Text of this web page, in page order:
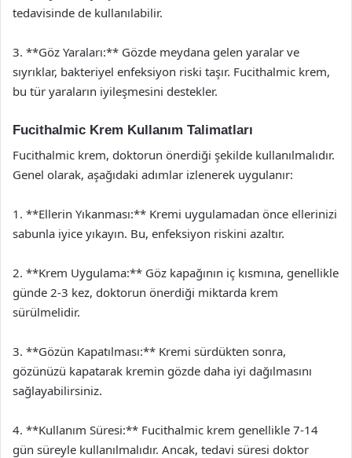
tedavisinde de kullanılabilir.
3. **Göz Yaraları:** Gözde meydana gelen yaralar ve
sıyrıklar, bakteriyel enfeksiyon riski taşır. Fucithalmic krem,
bu tür yaraların iyileşmesini destekler.
Fucithalmic Krem Kullanım Talimatları
Fucithalmic krem, doktorun önerdiği şekilde kullanılmalıdır.
Genel olarak, aşağıdaki adımlar izlenerek uygulanır:
1. **Ellerin Yıkanması:** Kremi uygulamadan önce ellerinizi
sabunla iyice yıkayın. Bu, enfeksiyon riskini azaltır.
2. **Krem Uygulama:** Göz kapağının iç kısmına, genellikle
günde 2-3 kez, doktorun önerdiği miktarda krem
sürülmelidir.
3. **Gözün Kapatılması:** Kremi sürdükten sonra,
gözünüzü kapatarak kremin gözde daha iyi dağılmasını
sağlayabilirsiniz.
4. **Kullanım Süresi:** Fucithalmic krem genellikle 7-14
gün süreyle kullanılmalıdır. Ancak, tedavi süresi doktor